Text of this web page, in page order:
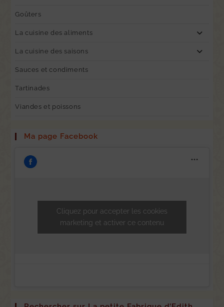
Goûters
La cuisine des aliments
La cuisine des saisons
Sauces et condiments
Tartinades
Viandes et poissons
Ma page Facebook
Cliquez pour accepter les cookies
marketing et activer ce contenu